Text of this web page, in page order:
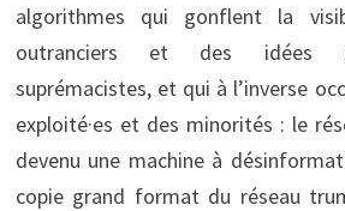
algorithmes qui gonflent la
outranciers et des idées
suprémacistes, et qui à l’inverse
exploité·es et des minorités : le
devenu une machine à
copie grand format du réseau